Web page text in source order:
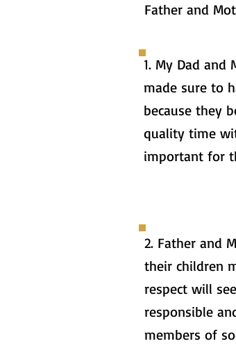
Father and
1. My Dad and
made sure to
because they
quality time
important for
2. Father and
their children
respect will
responsible
members of